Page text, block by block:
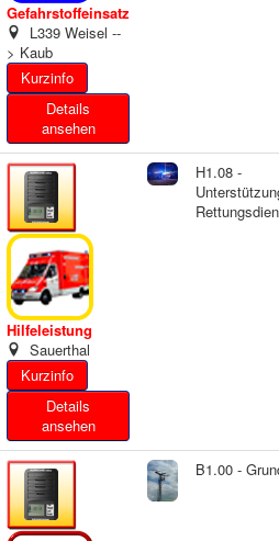
Gefahrstoffeinsatz
L339 Weisel --
> Kaub
Details
ansehen
Hilfeleistung
Sauerthal
Details
ansehen
H1.08 -
B1.00 -